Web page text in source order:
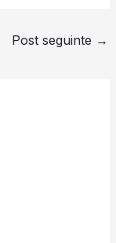
Post seguinte →